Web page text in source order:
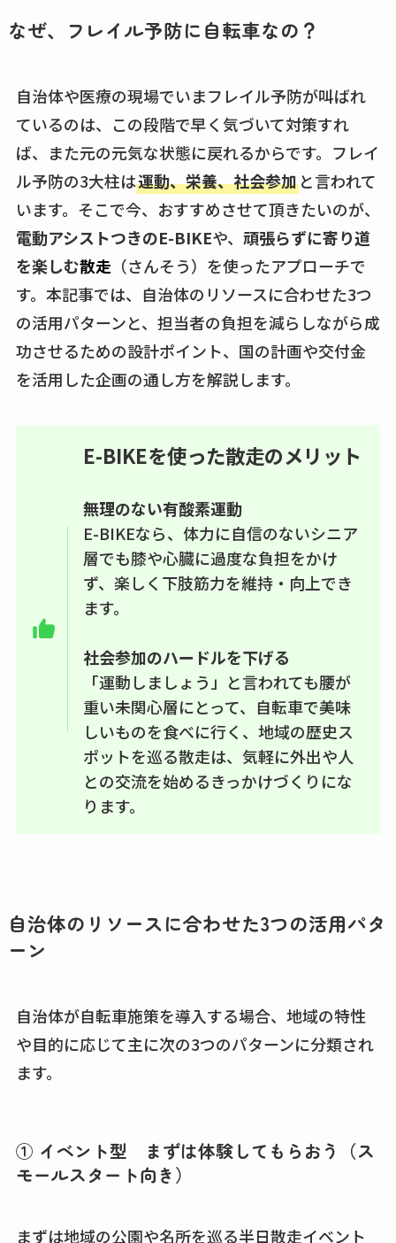
なぜ、フレイル予防に自転車なの？
自治体や医療の現場でいまフレイル予防が叫ばれ
ているのは、この段階で早く気づいて対策すれ
ば、また元の元気な状態に戻れるからです。フレイ
ル予防の3大柱は運動、栄養、社会参加と言われて
います。そこで今、おすすめさせて頂きたいのが、
電動アシストつきのE-BIKEや、 頑張らずに寄り道
を楽しむ散走 （さんそう）を使ったアプローチで
す。本記事では、自治体のリソースに合わせた3つ
の活用パターンと、担当者の負担を減らしながら成
功させるための設計ポイント、国の計画や交付金
を活用した企画の通し方を解説します。
E-BIKEを使った散走のメリット
無理のない有酸素運動
E-BIKEなら、体力に自信のないシニア
層でも膝や心臓に過度な負担をかけ
ず、楽しく下肢筋力を維持・向上でき
ます。
社会参加のハードルを下げる
「運動しましょう」と言われても腰が
重い未関心層にとって、自転車で美味
しいものを食べに行く、地域の歴史ス
ポットを巡る散走は、気軽に外出や人
との交流を始めるきっかけづくりにな
ります。
自治体のリソースに合わせた3つの活用パタ
ーン
自治体が自転車施策を導入する場合、地域の特性
や目的に応じて主に次の3つのパターンに分類され
ます。
① イベント型 まずは体験してもらおう（ス
モールスタート向き）
まずは地域の公園や名所を巡る半日散走イベント